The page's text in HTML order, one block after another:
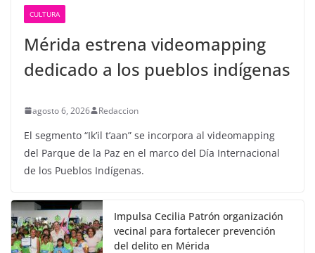
CULTURA
Mérida estrena videomapping
dedicado a los pueblos indígenas
agosto 6, 2026 Redaccion
El segmento “Ik’il t’aan” se incorpora al videomapping
del Parque de la Paz en el marco del Día Internacional
de los Pueblos Indígenas.
Impulsa Cecilia Patrón organización
vecinal para fortalecer prevención
del delito en Mérida